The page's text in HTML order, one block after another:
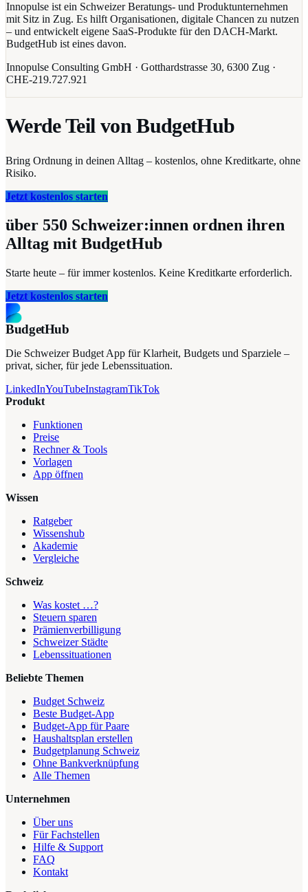
Innopulse ist ein Schweizer Beratungs- und Produktunternehmen
mit Sitz in Zug. Es hilft Organisationen, digitale Chancen zu nutzen
– und entwickelt eigene SaaS-Produkte für den DACH-Markt.
BudgetHub ist eines davon.
Innopulse Consulting GmbH · Gotthardstrasse 30, 6300 Zug ·
CHE-219.727.921
Werde Teil von BudgetHub
Bring Ordnung in deinen Alltag – kostenlos, ohne Kreditkarte, ohne
Risiko.
Jetzt kostenlos starten
über 550 Schweizer:innen ordnen ihren
Alltag mit BudgetHub
Starte heute – für immer kostenlos. Keine Kreditkarte erforderlich.
Jetzt kostenlos starten
BudgetHub
Die Schweizer Budget App für Klarheit, Budgets und Sparziele –
privat, sicher, für jede Lebenssituation.
LinkedInYouTubeInstagramTikTok
Produkt
Funktionen
Preise
Rechner & Tools
Vorlagen
App öffnen
Wissen
Ratgeber
Wissenshub
Akademie
Vergleiche
Schweiz
Was kostet …?
Steuern sparen
Prämienverbilligung
Schweizer Städte
Lebenssituationen
Beliebte Themen
Budget Schweiz
Beste Budget-App
Budget-App für Paare
Haushaltsplan erstellen
Budgetplanung Schweiz
Ohne Bankverknüpfung
Alle Themen
Unternehmen
Über uns
Für Fachstellen
Hilfe & Support
FAQ
Kontakt